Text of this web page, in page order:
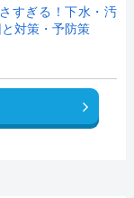
すぎる！下水・汚
対策・予防策